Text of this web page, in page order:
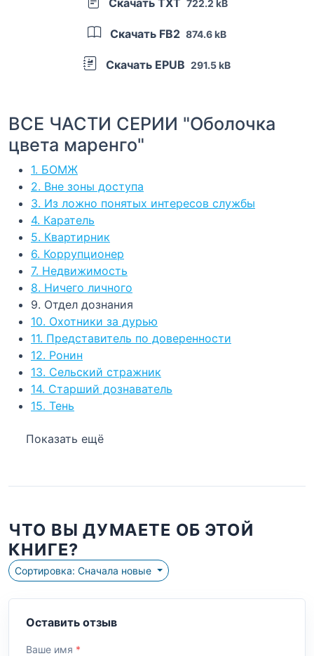
722.2 kB
Скачать FB2 874.6 kB
Скачать EPUB 291.5 kB
ВСЕ ЧАСТИ СЕРИИ "Оболочка
цвета маренго"
1. БОМЖ
2. Вне зоны доступа
3. Из ложно понятых интересов службы
4. Каратель
5. Квартирник
6. Коррупционер
7. Недвижимость
8. Ничего личного
9. Отдел дознания
10. Охотники за дурью
11. Представитель по доверенности
12. Ронин
13. Сельский стражник
14. Старший дознаватель
15. Тень
Показать ещё
ЧТО ВЫ ДУМАЕТЕ ОБ ЭТОЙ
КНИГЕ?
Сортировка: Сначала новые
Оставить отзыв
Ваше имя *